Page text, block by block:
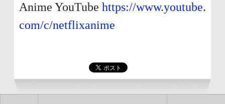
Anime YouTube https://www.youtube.
com/c/netflixanime